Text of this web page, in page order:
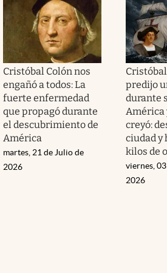
Cristóbal Colón nos
engañó a todos: La
fuerte enfermedad
que propagó durante
el descubrimiento de
América
martes, 21 de Julio de
2026
predijo
durante
América
creyó:
ciudad y
kilos de
viernes,
2026